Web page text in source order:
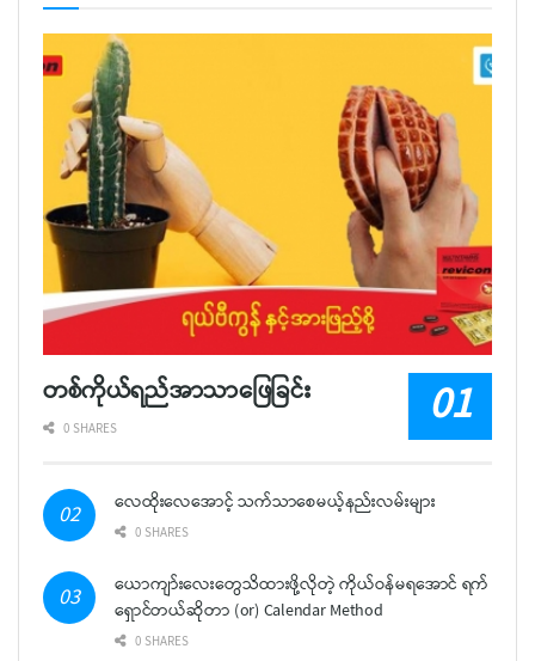
တစ်ကိုယ်ရည်အာသာဖြေခြင်း
0 SHARES
လေထိုးလေအောင့် သက်သာစေမယ့်နည်းလမ်းများ
0 SHARES
ယောကျာ်းလေးတွေသိထားဖို့လိုတဲ့ ကိုယ်ဝန်မရအောင် ရက်
ရှောင်တယ်ဆိုတာ (or) Calendar Method
0 SHARES